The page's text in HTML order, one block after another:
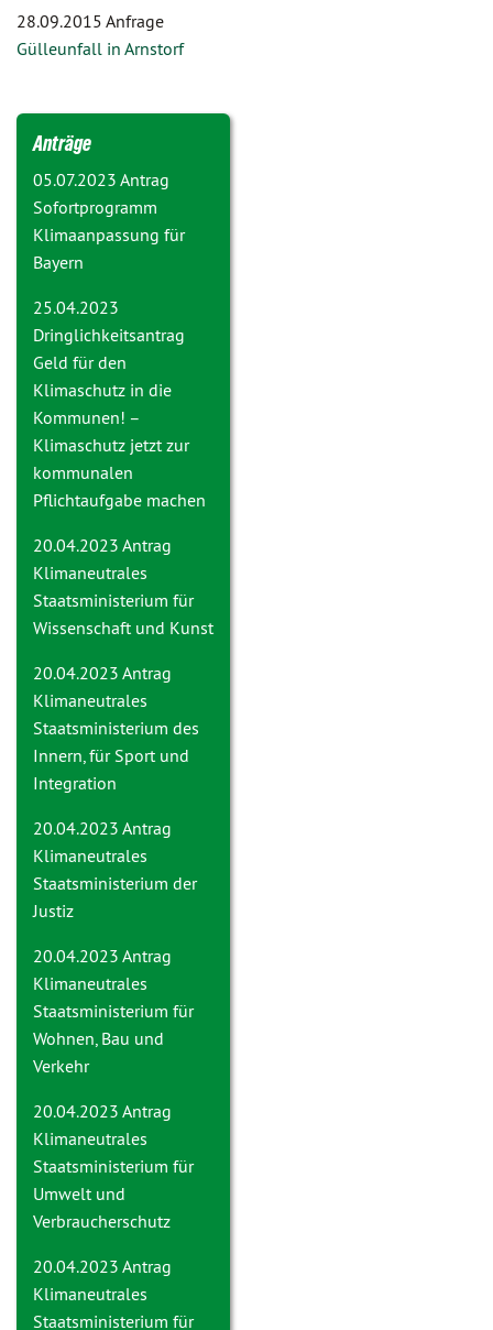
28.09.2015 Anfrage
Gülleunfall in Arnstorf
Anträge
05.07.2023 Antrag
Sofortprogramm
Klimaanpassung für
Bayern
25.04.2023
Dringlichkeitsantrag
Geld für den
Klimaschutz in die
Kommunen! –
Klimaschutz jetzt zur
kommunalen
Pflichtaufgabe machen
20.04.2023 Antrag
Klimaneutrales
Staatsministerium für
Wissenschaft und Kunst
20.04.2023 Antrag
Klimaneutrales
Staatsministerium des
Innern, für Sport und
Integration
20.04.2023 Antrag
Klimaneutrales
Staatsministerium der
Justiz
20.04.2023 Antrag
Klimaneutrales
Staatsministerium für
Wohnen, Bau und
Verkehr
20.04.2023 Antrag
Klimaneutrales
Staatsministerium für
Umwelt und
Verbraucherschutz
20.04.2023 Antrag
Klimaneutrales
Staatsministerium für